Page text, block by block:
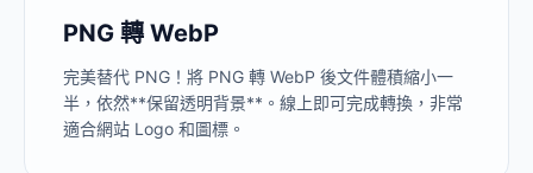
PNG 轉 WebP
完美替代 PNG！將 PNG 轉 WebP 後文件體積縮小一
半，依然**保留透明背景**。線上即可完成轉換，非常
適合網站 Logo 和圖標。